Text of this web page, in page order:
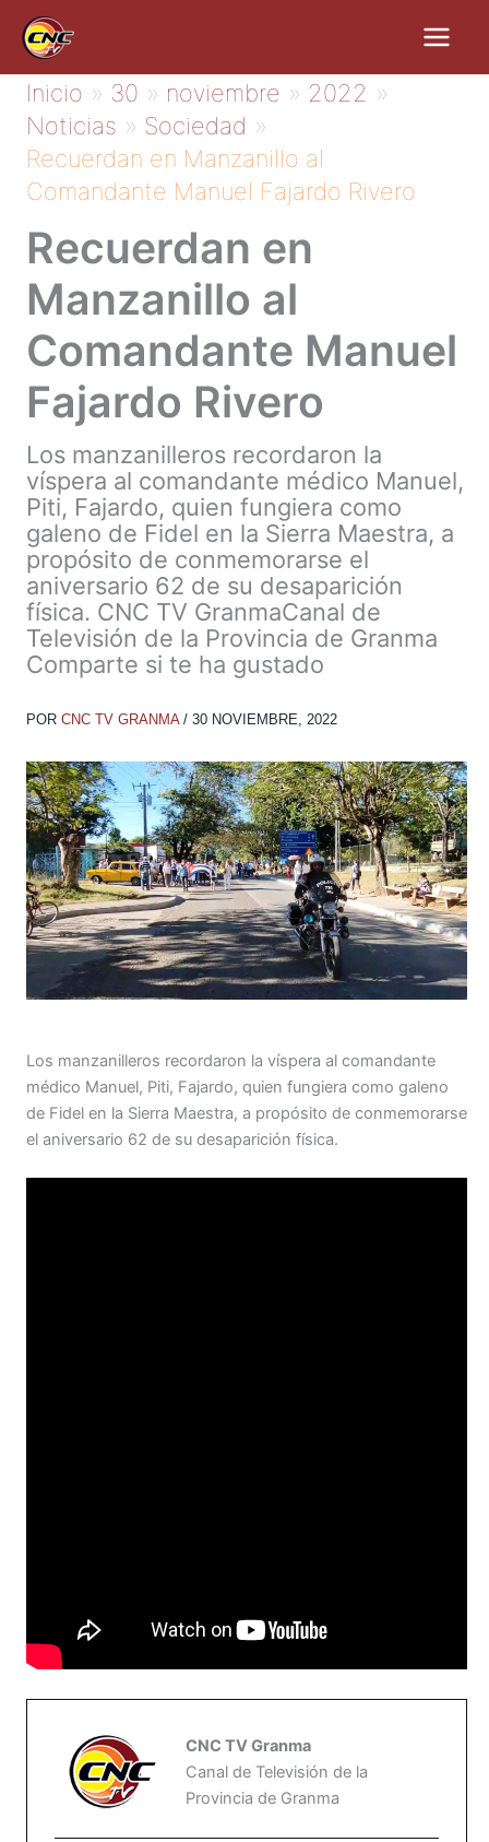
contenido
Inicio 30 noviembre
2022
Noticias
Sociedad
Recuerdan en Manzanillo al
Comandante Manuel Fajardo Rivero
Recuerdan en
Manzanillo al
Comandante Manuel
Fajardo Rivero
Los manzanilleros recordaron la
víspera al comandante médico Manuel,
Piti, Fajardo, quien fungiera como
galeno de Fidel en la Sierra Maestra, a
propósito de conmemorarse el
aniversario 62 de su desaparición
física. CNC TV GranmaCanal de
Televisión de la Provincia de Granma
Comparte si te ha gustado
POR CNC TV GRANMA / 30 NOVIEMBRE, 2022
Los manzanilleros recordaron la víspera al comandante
médico Manuel, Piti, Fajardo, quien fungiera como galeno
de Fidel en la Sierra Maestra, a propósito de conmemorarse
el aniversario 62 de su desaparición física.
CNC TV Granma
Canal de Televisión de la
Provincia de Granma